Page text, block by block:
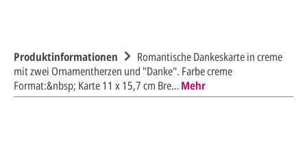
Produktinformationen
Romantische Dankeskarte in creme
mit zwei Ornamentherzen und "Danke". Farbe creme
Format:&nbsp; Karte 11 x 15,7 cm Bre…Mehr